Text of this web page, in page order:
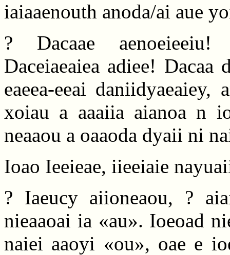
iaiaaenouth anoda/ai aue
? Dacaae aenoeieeiu!
Daceiaeaiea adiee! Dacaa
eaeea-eeai
xoiau a aaaiia aianoa n
neaaou a oaaoda dyaii ni
Ioao Ieeieae, iieeiaie
? Iaeucy aiioneaou, ?
nieaaoai ia «au». Ioeoad
naiei aaoyi «ou», oae e